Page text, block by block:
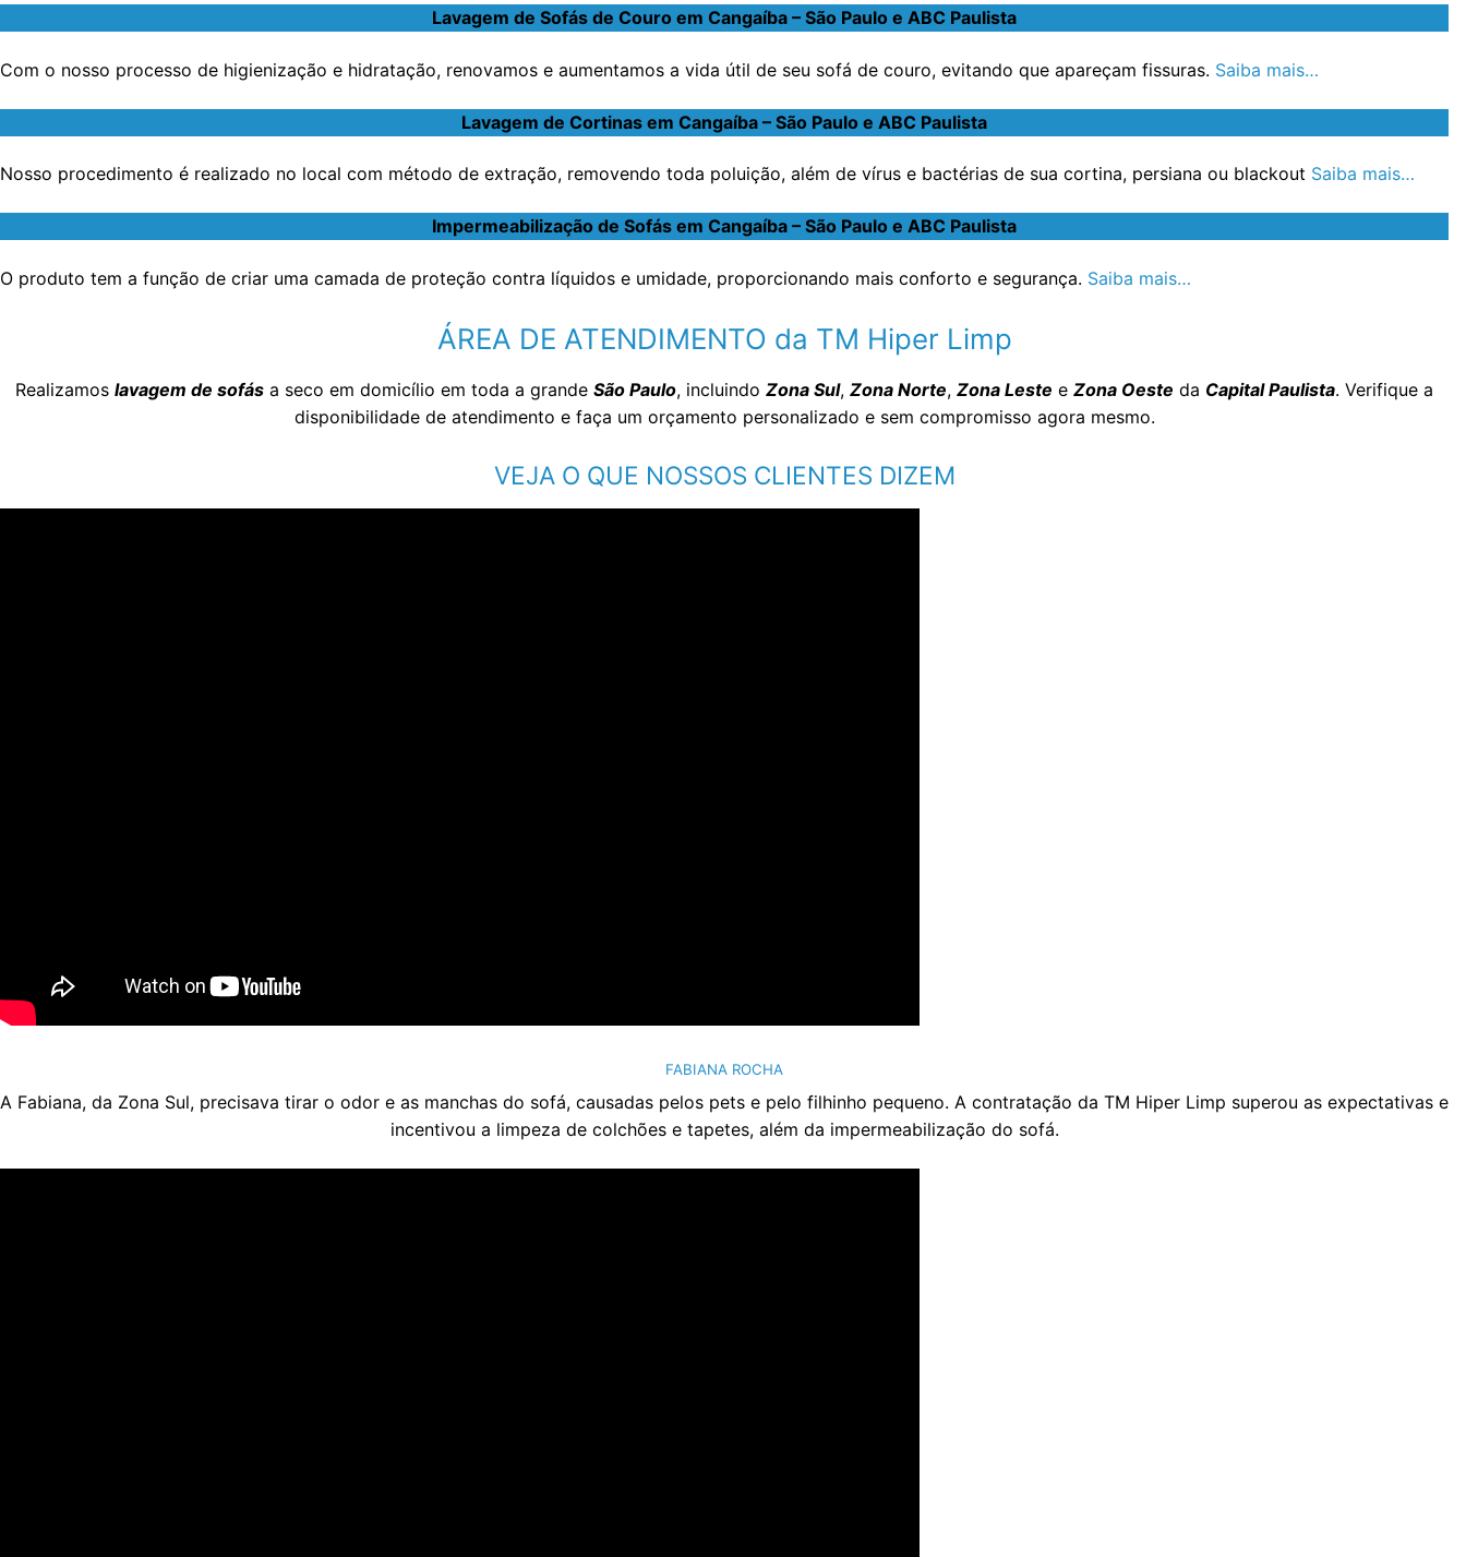
Lavagem de Sofás de Couro em Cangaíba – São Paulo e ABC Paulista
Com o nosso processo de higienização e hidratação, renovamos e aumentamos a vida útil de seu sofá de couro, evitando que apareçam fissuras. Saiba mais…
Lavagem de Cortinas em Cangaíba – São Paulo e ABC Paulista
Nosso procedimento é realizado no local com método de extração, removendo toda poluição, além de vírus e bactérias de sua cortina, persiana ou blackout Saiba mais…
Impermeabilização de Sofás em Cangaíba – São Paulo e ABC Paulista
O produto tem a função de criar uma camada de proteção contra líquidos e umidade, proporcionando mais conforto e segurança. Saiba mais…
ÁREA DE ATENDIMENTO da TM Hiper Limp
Realizamos lavagem de sofás a seco em domicílio em toda a grande São Paulo, incluindo Zona Sul, Zona Norte, Zona Leste e Zona Oeste da Capital Paulista. Verifique a
disponibilidade de atendimento e faça um orçamento personalizado e sem compromisso agora mesmo.
VEJA O QUE NOSSOS CLIENTES DIZEM
FABIANA ROCHA
A Fabiana, da Zona Sul, precisava tirar o odor e as manchas do sofá, causadas pelos pets e pelo filhinho pequeno. A contratação da TM Hiper Limp superou as expectativas e
incentivou a limpeza de colchões e tapetes, além da impermeabilização do sofá.